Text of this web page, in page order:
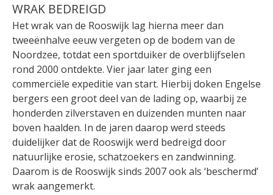
WRAK BEDREIGD
Het wrak van de Rooswijk lag hierna meer dan
tweeënhalve eeuw vergeten op de bodem van de
Noordzee, totdat een sportduiker de overblijfselen
rond 2000 ontdekte. Vier jaar later ging een
commerciële expeditie van start. Hierbij doken Engelse
bergers een groot deel van de lading op, waarbij ze
honderden zilverstaven en duizenden munten naar
boven haalden. In de jaren daarop werd steeds
duidelijker dat de Rooswijk werd bedreigd door
natuurlijke erosie, schatzoekers en zandwinning.
Daarom is de Rooswijk sinds 2007 ook als ‘beschermd’
wrak aangemerkt.